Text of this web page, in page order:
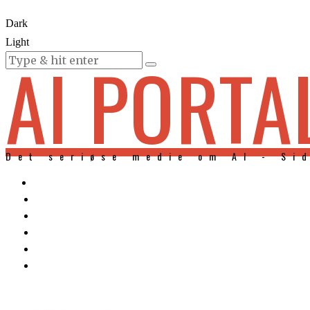
Dark
Light
KURSER
AI
Det seriøse medie om AI -